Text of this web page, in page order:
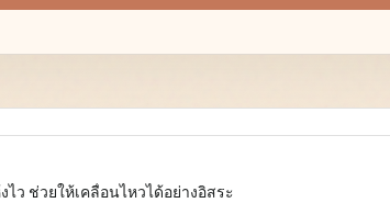
ว ช่วยให้เคลื่อนไหวได้อย่างอิสระ